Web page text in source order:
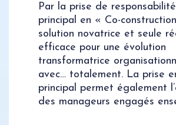
Par la prise de
principal en « Co-
solution novatrice et seule
efficace pour une évolution
transformatrice
avec… totalement. La prise
principal permet également
des manageurs engagés